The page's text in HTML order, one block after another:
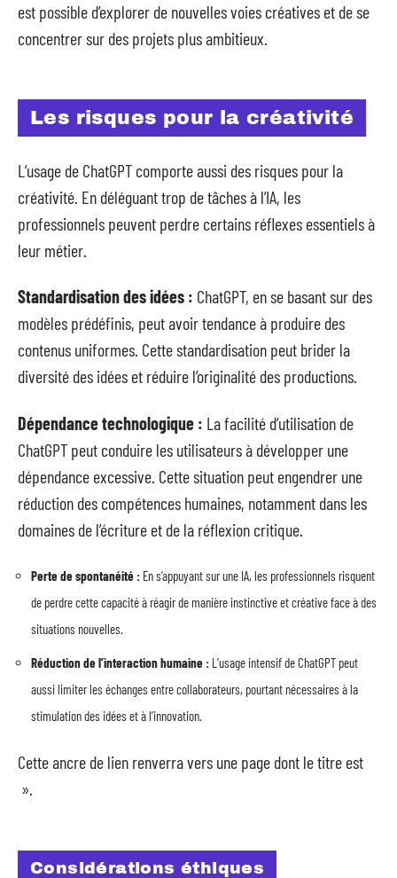
est possible d’explorer de nouvelles voies créatives et de se
concentrer sur des projets plus ambitieux.
Les risques pour la créativité
L’usage de ChatGPT comporte aussi des risques pour la
créativité. En déléguant trop de tâches à l’IA, les
professionnels peuvent perdre certains réflexes essentiels à
leur métier.
Standardisation des idées : ChatGPT, en se basant sur des
modèles prédéfinis, peut avoir tendance à produire des
contenus uniformes. Cette standardisation peut brider la
diversité des idées et réduire l’originalité des productions.
Dépendance technologique : La facilité d’utilisation de
ChatGPT peut conduire les utilisateurs à développer une
dépendance excessive. Cette situation peut engendrer une
réduction des compétences humaines, notamment dans les
domaines de l’écriture et de la réflexion critique.
Perte de spontanéité : En s’appuyant sur une IA, les professionnels risquent
de perdre cette capacité à réagir de manière instinctive et créative face à des
situations nouvelles.
Réduction de l’interaction humaine : L’usage intensif de ChatGPT peut
aussi limiter les échanges entre collaborateurs, pourtant nécessaires à la
stimulation des idées et à l’innovation.
Cette ancre de lien renverra vers une page dont le titre est
».
Considérations éthiques